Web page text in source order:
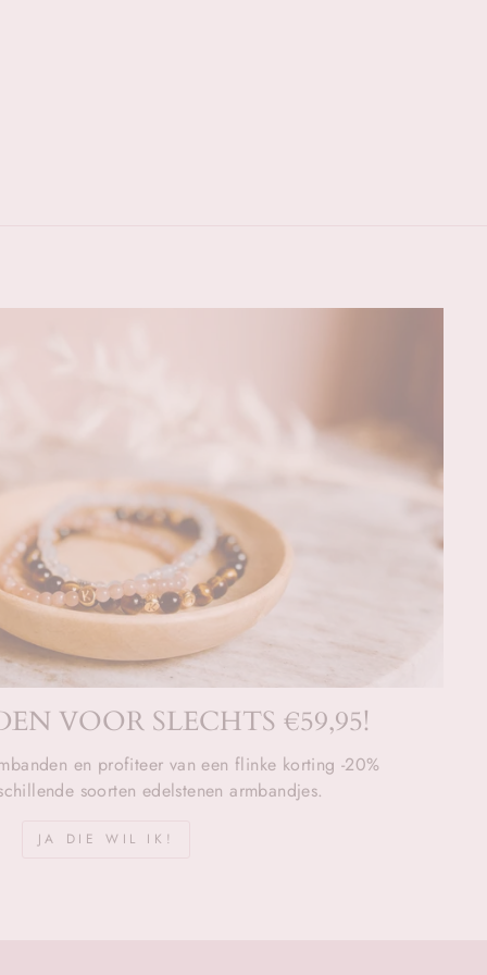
VOOR SLECHTS €59,95!
en profiteer van een flinke korting -20%
soorten edelstenen armbandjes.
JA DIE WIL IK!